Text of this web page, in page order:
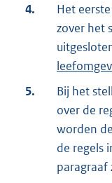
4.
Het
zover het
5.
Bij het
over de
worden
de regels
paragraaf